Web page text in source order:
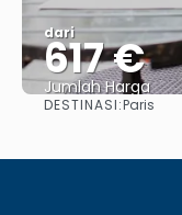
dari
617 €
Jumlah Harga
DESTINASI:Paris